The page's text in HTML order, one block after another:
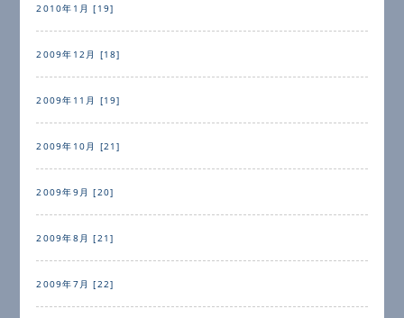
2010年1月 [19]
2009年12月 [18]
2009年11月 [19]
2009年10月 [21]
2009年9月 [20]
2009年8月 [21]
2009年7月 [22]